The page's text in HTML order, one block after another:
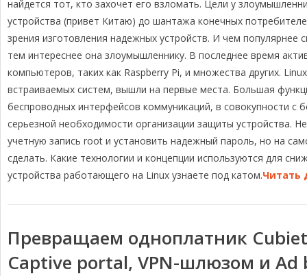
e
g
r
a
m
e
b
o
o
k
e
a
d
s
y
L
i
n
k
р
а
в
и
т
ь
найдется тот, кто захочет его взломать. Цели у
устройства (привет Китаю) до шантажа конечных
зрения изготовления надежных устройств. И чем популярнее
тем интереснее она злоумышленнику. В последнее время
компьютеров, таких как Raspberry Pi, и множества других.
встраиваемых систем, вышли на первые места. Большая
беспроводных интерфейсов коммуникаций, в совокупности
серьезной необходимости организации защиты устройства.
учетную запись root и установить надежный пароль, но на
сделать. Какие технологии и концепции используются для
устройства работающего на Linux узнаете под катом.Читать
Превращаем одноплатник
Captive portal, VPN-шлюзом и Ad